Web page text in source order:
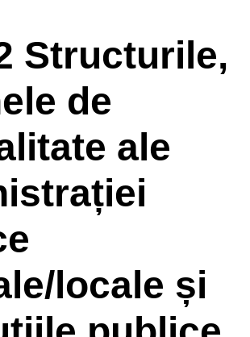
Structurile,
de
ale
locale și